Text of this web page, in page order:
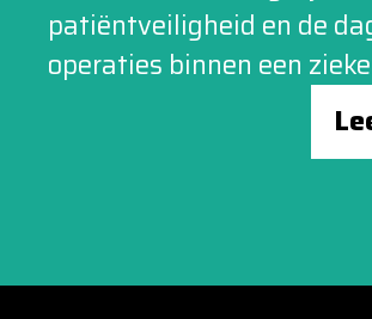
patiëntveiligheid en de
operaties binnen een